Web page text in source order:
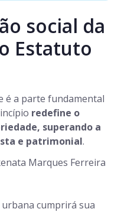
social da
Estatuto
é a parte fundamental
redefine o
superando a
e patrimonial.
Marques Ferreira
cumprirá sua